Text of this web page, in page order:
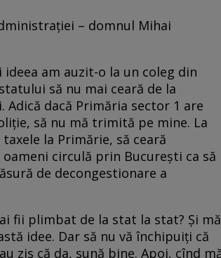
– domnul Mihai
am auzit-o la un coleg din
să nu mai ceară de la
dacă Primăria sector 1 are
să nu mă trimită pe mine. La
la Primărie, să ceară
circulă prin Bucureşti ca să
de decongestionare a
fii plimbat de la stat la stat? Şi mă
idee. Dar să nu vă închipuiţi că
zis că da, sună bine. Apoi, cînd